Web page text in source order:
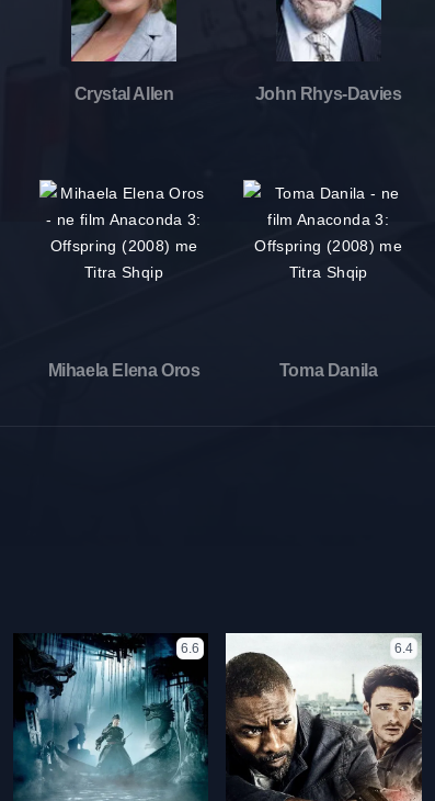
Crystal Allen John Rhys-Davies
Mihaela Elena Oros Toma Danila
6.6 6.4